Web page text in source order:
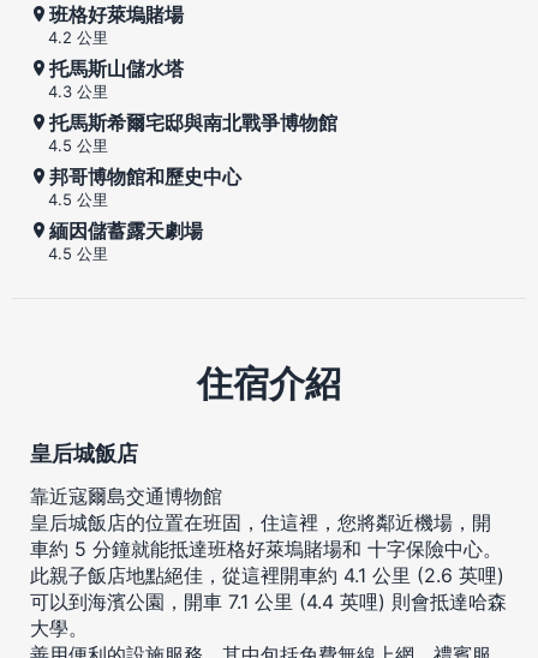
班格好萊塢賭場
4.2 公里
托馬斯山儲水塔
4.3 公里
托馬斯希爾宅邸與南北戰爭博物館
4.5 公里
邦哥博物館和歷史中心
4.5 公里
緬因儲蓄露天劇場
4.5 公里
住宿介紹
皇后城飯店
靠近寇爾島交通博物館
皇后城飯店的位置在班固，住這裡，您將鄰近機場，開
車約 5 分鐘就能抵達班格好萊塢賭場和 十字保險中心。
此親子飯店地點絕佳，從這裡開車約 4.1 公里 (2.6 英哩)
可以到海濱公園，開車 7.1 公里 (4.4 英哩) 則會抵達哈森
大學。